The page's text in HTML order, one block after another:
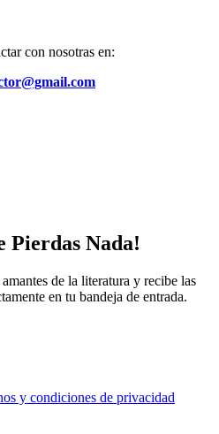
con nosotras en:
Pierdas Nada!
de la literatura y recibe las
en tu bandeja de entrada.
y condiciones de privacidad